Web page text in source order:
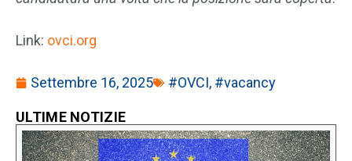
Link: ovci.org
Settembre 16, 2025 #OVCI, #vacancy
ULTIME NOTIZIE